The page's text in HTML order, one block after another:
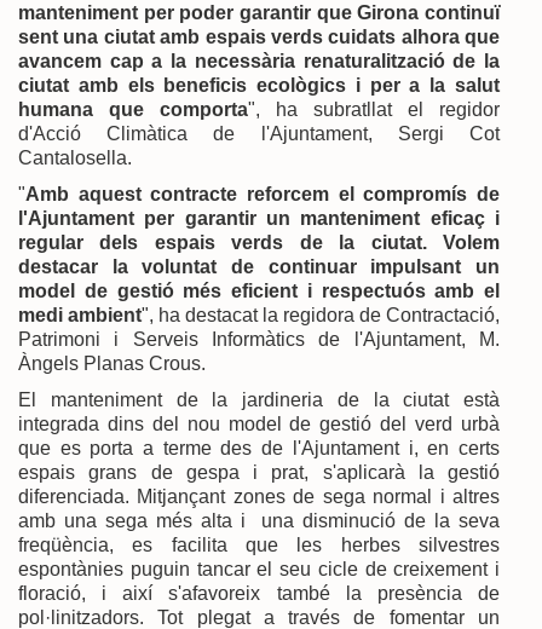
manteniment per poder garantir que Girona continuï
sent una ciutat amb espais verds cuidats alhora que
avancem cap a la necessària renaturalització de la
ciutat amb els beneficis ecològics i per a la salut
humana que comporta", ha subratllat el regidor
d'Acció Climàtica de l'Ajuntament, Sergi Cot
Cantalosella.
"Amb aquest contracte reforcem el compromís de
l'Ajuntament per garantir un manteniment eficaç i
regular dels espais verds de la ciutat. Volem
destacar la voluntat de continuar impulsant un
model de gestió més eficient i respectuós amb el
medi ambient", ha destacat la regidora de Contractació,
Patrimoni i Serveis Informàtics de l'Ajuntament, M.
Àngels Planas Crous.
El manteniment de la jardineria de la ciutat està
integrada dins del nou model de gestió del verd urbà
que es porta a terme des de l'Ajuntament i, en certs
espais grans de gespa i prat, s'aplicarà la gestió
diferenciada. Mitjançant zones de sega normal i altres
amb una sega més alta i una disminució de la seva
freqüència, es facilita que les herbes silvestres
espontànies puguin tancar el seu cicle de creixement i
floració, i així s'afavoreix també la presència de
pol·linitzadors. Tot plegat a través de fomentar un